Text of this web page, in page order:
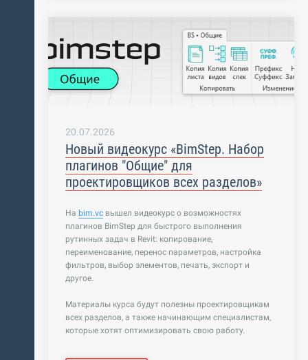
20.07.2026
Новый видеокурс «BimStep. Набор
плагинов "Общие" для
проектировщиков всех разделов»
На bim.vc вышел видеокурс о возможностях
плагинов BimStep для быстрого выполнения
рутинных задач в Revit: копирование,
переименование, перенос параметров, настройка
фильтров, выбор элементов, печать, экспорт и
другое.
Материалы курса будут полезны проектировщикам
всех разделов, а также начинающим специалистам,
которые хотят оптимизировать свою работу.